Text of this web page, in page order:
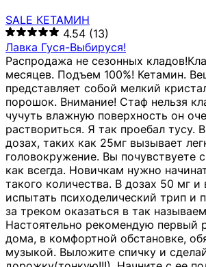
SALE КЕТАМИН
4.54 (13)
Лавка Гуся-Выбируся!
Распродажа не сезонных
месяцев. Подъем 100%! Кетамин.
представляет собой мелкий
порошок. Внимание! Стаф нельзя
чучуть влажную поверхность он
раствориться. Я так проебал тусу.
дозах, таких как 25мг вызывает
головокружение. Вы почувствуете
как всегда. Новичкам нужно
такого количества. В дозах 50 мг
испытать психоделический трип и
за треком оказаться в так
Настоятельно рекомендую первый
дома, в комфортной обстановке,
музыкой. Выложите спичку и